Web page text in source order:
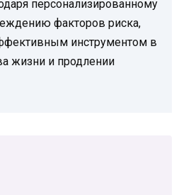
персонализированному
факторов риска,
инструментом в
жизни и продлении